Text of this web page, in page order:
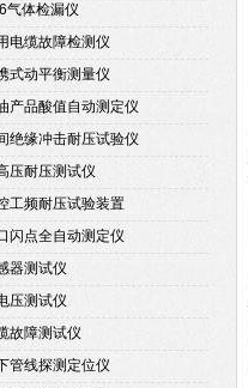
气体检漏仪
电缆故障检测仪
式动平衡测量仪
产品酸值自动测定仪
绝缘冲击耐压试验仪
压耐压测试仪
工频耐压试验装置
闪点全自动测定仪
器测试仪
压测试仪
故障测试仪
管线探测定位仪